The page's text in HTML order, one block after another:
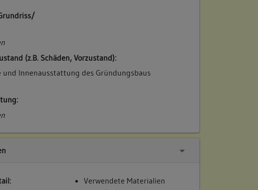
(z.B. Schäden, Vorzustand):
und Innenausstattung des Gründungsbaus
Verwendete Materialien